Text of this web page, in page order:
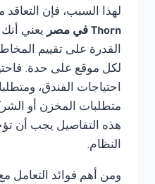
لهذا السبب، فإن التعاقد
Thorn في مصر
يعني
القدرة على تقييم
لكل موقع على حدة.
احتياجات الفندق،
متطلبات المخزن أو
هذه التفاصيل يجب أن
النظام.
ومن أهم فوائد التعامل